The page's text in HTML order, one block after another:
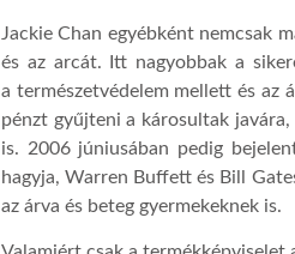
Jackie Chan egyébként nemcsak
és az arcát. Itt nagyobbak a
a természetvédelem mellett és az
pénzt gyűjteni a károsultak
is. 2006 júniusában pedig
hagyja, Warren Buffett és Bill
az árva és beteg gyermekeknek is.